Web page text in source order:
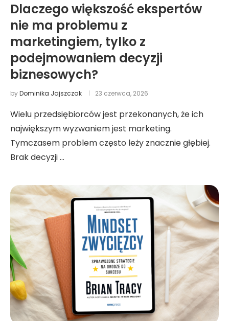
Dlaczego większość ekspertów
nie ma problemu z
marketingiem, tylko z
podejmowaniem decyzji
biznesowych?
byDominika Jajszczak 23 czerwca, 2026
Wielu przedsiębiorców jest przekonanych, że ich
największym wyzwaniem jest marketing.
Tymczasem problem często leży znacznie głębiej.
Brak decyzji …